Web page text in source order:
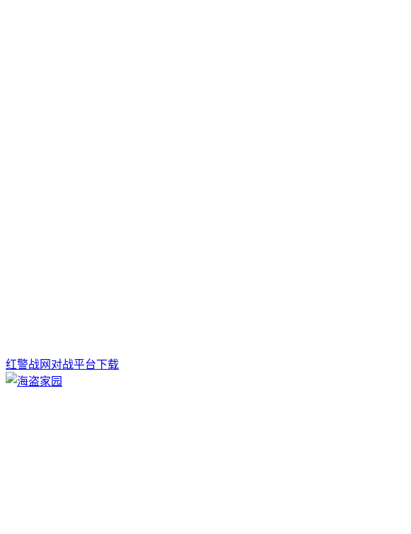
红警战网对战平台下载